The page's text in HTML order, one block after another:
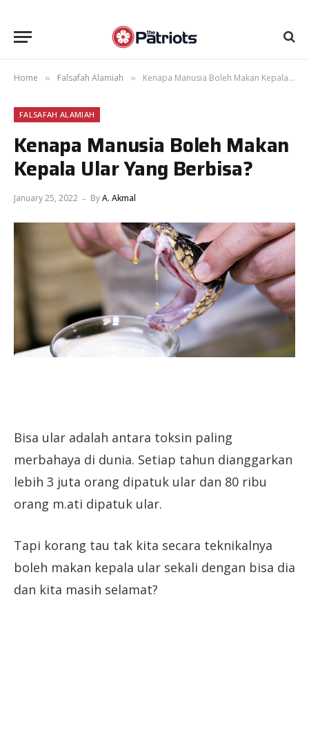
Home » Falsafah Alamiah » Kenapa Manusia Boleh Makan Kepala Ular Yang Berbisa?
FALSAFAH ALAMIAH
Kenapa Manusia Boleh Makan
Kepala Ular Yang Berbisa?
January 25, 2022 ByA. Akmal
Bisa ular adalah antara toksin paling
merbahaya di dunia. Setiap tahun dianggarkan
lebih 3 juta orang dipatuk ular dan 80 ribu
orang m.ati dipatuk ular.
Tapi korang tau tak kita secara teknikalnya
boleh makan kepala ular sekali dengan bisa dia
dan kita masih selamat?